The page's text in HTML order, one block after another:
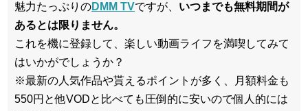
魅力たっぷりのDMM TVですが、 いつまでも無料期間が
あるとは限りません。
これを機に登録して、楽しい動画ライフを満喫してみて
はいかがでしょうか？
※最新の人気作品や貰えるポイントが多く、月額料金も
550円と他VODと比べても圧倒的に安いので個人的には